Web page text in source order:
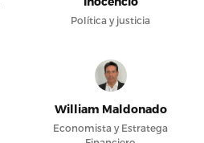
Política y justicia
William Maldonado
Economista y Estratega